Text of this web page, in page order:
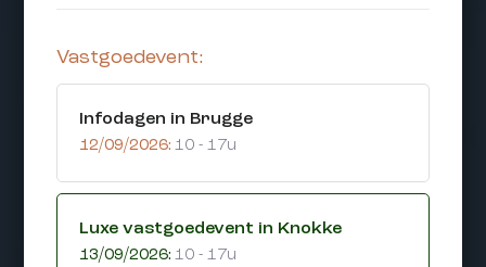
Vastgoedevent:
Infodagen in Brugge
12/09/2026:10 - 17u
Luxe vastgoedevent in Knokke
13/09/2026:10 - 17u